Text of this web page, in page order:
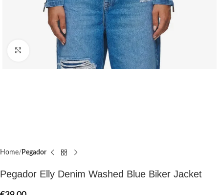
Click to enlarge
Home Pegador​
Pegador Elly Denim Washed Blue Biker Jacket